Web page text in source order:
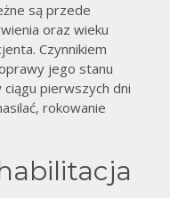
są przede
oraz wieku
Czynnikiem
jego stanu
pierwszych dni
rokowanie